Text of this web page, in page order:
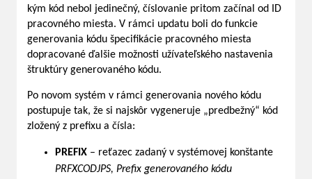
kým kód nebol jedinečný, číslovanie pritom začínal od ID
pracovného miesta. V rámci updatu boli do funkcie
generovania kódu špecifikácie pracovného miesta
dopracované ďalšie možnosti užívateľského nastavenia
štruktúry generovaného kódu.
Po novom systém v rámci generovania nového kódu
postupuje tak, že si najskôr vygeneruje „predbežný“ kód
zložený z prefixu a čísla:
PREFIX – reťazec zadaný v systémovej konštante
PRFXCODJPS, Prefix generovaného kódu